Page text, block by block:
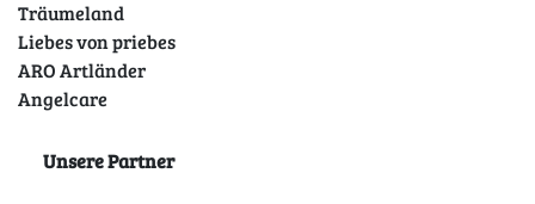
Träumeland
Liebes von priebes
ARO Artländer
Angelcare
Unsere Partner